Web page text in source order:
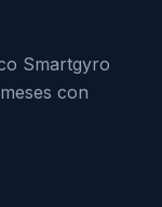
Smartgyro
con